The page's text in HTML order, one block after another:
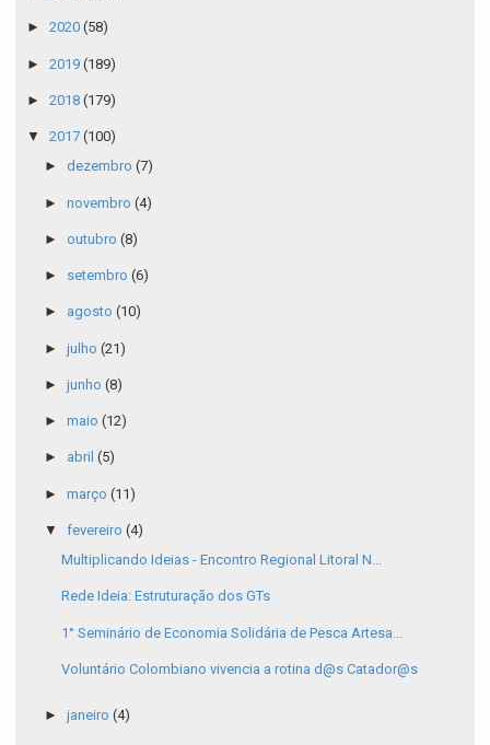
► 2020 (58)
► 2019 (189)
► 2018 (179)
▼ 2017 (100)
► dezembro (7)
► novembro (4)
► outubro (8)
► setembro (6)
► agosto (10)
► julho (21)
► junho (8)
► maio (12)
► abril (5)
► março (11)
▼ fevereiro (4)
Multiplicando Ideias - Encontro Regional Litoral N...
Rede Ideia: Estruturação dos GTs
1° Seminário de Economia Solidária de Pesca Artesa...
Voluntário Colombiano vivencia a rotina d@s Catador@s
► janeiro (4)